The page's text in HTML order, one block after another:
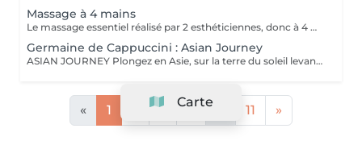
Massage à 4 mains
Le massage essentiel réalisé par 2 esthéticiennes, donc à 4 mains est un massage du corps complet aux huiles essentielles, qui apporte une profonde relaxation. C'est une technique favorisant la circulation énergétique et qui réactive le métabolisme. C'est un massage où on retrouve le plaisir de donner et de recevoir. En fait c'est un mélange de différentes techniques : californienne, quant au rythme, la fluidité, manoeuvres enveloppantes, et suédoise, travail précis sur les différentes parties du corps.
Germaine de Cappuccini : Asian Journey
ASIAN JOURNEY Plongez en Asie, sur la terre du soleil levant, où chaque détail est conçu pour offrir harmonie et équilibre grâce à des soins exclusifs qui capturent l'esprit zen des anciens rituels japonais, infusés avec l'essence culturelle et cérémonielle du thé. La collection présente un parfum neuro-scientifiquement prouvé qui favorise l'harmonie et l'équilibre entre le corps et l'esprit. Des notes lactées enveloppantes s'associent à des bois crémeux sophistiqués et à des fruits exotiques. ACTIMOOD PROGRAM® : WELLBEINGMATCHA RENEWAL EXFOLIATION POUR LE CORPS Rituel d'exfoliation conçu pour révéler une peau douce et radieuse. Une formule exclusive à effet antioxydant qui enveloppe le corps d'une étreinte nourrissante et transformatrice. La caresse de sa texture gel extraordinaire permet une exfoliation aussi efficace qu'agréable. SERENITY SANCTUARY MASSAGE CORPOREL Inspiré du Shiatsu, une technique millénaire originaire du Japon, ce massage à effet relaxant vise à harmoniser le rythme naturel du corps en travaillant les méridiens énergétiques. La texture douce du lait de massage facilite le traitement, garantissant une glisse douce et agréable, tout en vous plongeant dans une atmosphère de profonde sérénité. ZEN CEREMONY RITUEL Conçu pour harmoniser le corps et l'esprit, ce rituel corporel associe la préparation et le soin de la peau à la philosophie orientale de l'équilibre holistique. Inspiré par le travail des méridiens énergétiques, il favorise un sentiment de bien-être total et profond.
« 1 3 4 11 »
Carte